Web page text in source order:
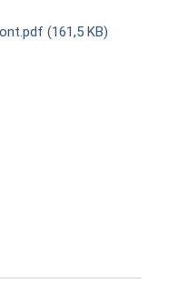
(161,5 KB)